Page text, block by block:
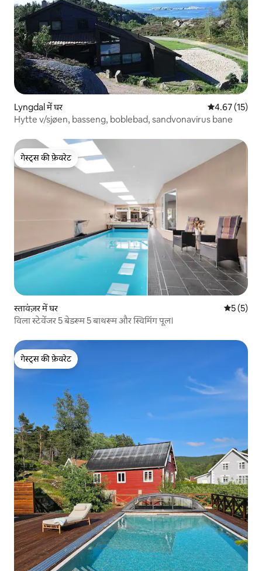
Lyngdal में घर औसत रेटिंग 5 में
4.67 (15)
Hytte v/sjøen, basseng, boblebad, sandvonavirus bane
गेस्ट्स की फ़ेवरेट
गेस्ट्स की फ़ेवरेट
स्तावंज़र में घर औसत रेटिंग
5 (5)
विला स्टेवेंजर 5 बेडरूम 5 बाथरूम और स्विमिंग पूल।
गेस्ट्स की फ़ेवरेट
गेस्ट्स की फ़ेवरेट